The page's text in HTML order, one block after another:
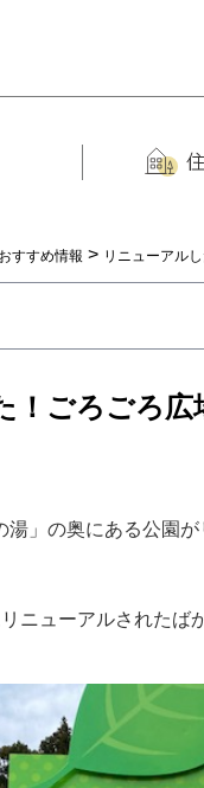
すすめ情報 > リニューアル
！ごろごろ広
」の奥にある公園
ニューアルされたば